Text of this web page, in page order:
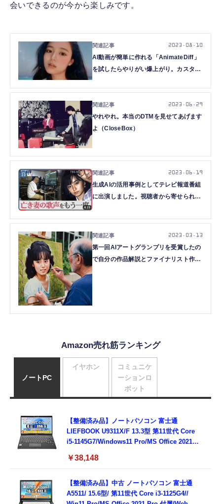
会いできるのが今から楽しみです。
AI動画が簡単に作れる「AnimateDiff」
を試したらやりがい爆上がり。カスタム
（CloseBox）
2023.08.10
やれやれ。本当のDTMを見せてあげます
よ（CloseBox）
2023.06.29
生成AIの活用事例としてテレビ報道番組
に出演しました。視聴者から寄せられた
2023.06.19
第一回AIアートグランプリを受賞したの
で自分の作品解説とファイナリスト作品
2023.03.13
Amazon売れ筋ランキング
ノートPC
【整備済み品】ノートパソコン 富士通
LIEFBOOK U9311X/F 13.3型 第11世代 Core
i5-1145G7/Windows11 Pro/MS Office 2021搭
Type-C/360度回転対応/有線静音マウス付
8GB,SSD256GB)
￥38,148
【整備済み品】中古 ノートパソコン 富士通
A5511/ 15.6型/ 第11世代 Core i3-1125G4//
イヤホン
コミュニケ
ーションロ
ボット